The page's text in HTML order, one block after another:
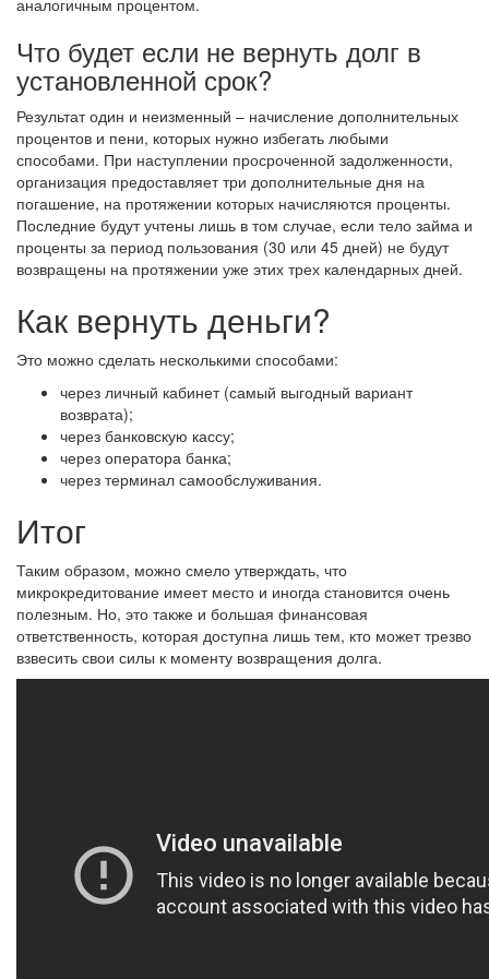
аналогичным процентом.
Что будет если не вернуть долг в
установленной срок?
Результат один и неизменный – начисление дополнительных
процентов и пени, которых нужно избегать любыми
способами. При наступлении просроченной задолженности,
организация предоставляет три дополнительные дня на
погашение, на протяжении которых начисляются проценты.
Последние будут учтены лишь в том случае, если тело займа и
проценты за период пользования (30 или 45 дней) не будут
возвращены на протяжении уже этих трех календарных дней.
Как вернуть деньги?
Это можно сделать несколькими способами:
через личный кабинет (самый выгодный вариант
возврата);
через банковскую кассу;
через оператора банка;
через терминал самообслуживания.
Итог
Таким образом, можно смело утверждать, что
микрокредитование имеет место и иногда становится очень
полезным. Но, это также и большая финансовая
ответственность, которая доступна лишь тем, кто может трезво
взвесить свои силы к моменту возвращения долга.